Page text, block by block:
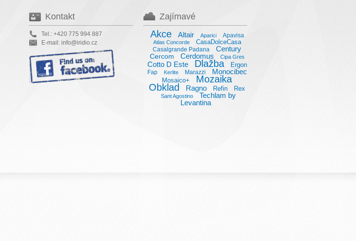
Kontakt
Tel.: +420 775 994 887
E-mail: info@iridio.cz
Zajímavé
Akce Altair Aparici Apavisa
Atlas Concorde CasaDolceCasa
Casalgrande Padana Century
Cercom Cerdomus Cipa Gres
Cotto D Este Dlažba Ergon
Fap Kerlite Marazzi Monocibec
Mosaico+ Mozaika
Obklad Ragno Refin Rex
Sant Agostino
Techlam by
Levantina